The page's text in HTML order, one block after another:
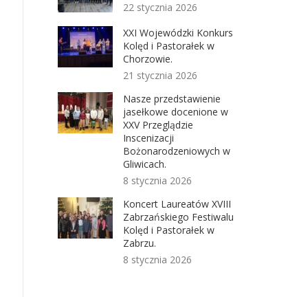
22 stycznia 2026
XXI Wojewódzki Konkurs
Kolęd i Pastorałek w
Chorzowie.
21 stycznia 2026
Nasze przedstawienie
jasełkowe docenione w
XXV Przeglądzie
Inscenizacji
Bożonarodzeniowych w
Gliwicach.
8 stycznia 2026
Koncert Laureatów XVIII
Zabrzańskiego Festiwalu
Kolęd i Pastorałek w
Zabrzu.
8 stycznia 2026